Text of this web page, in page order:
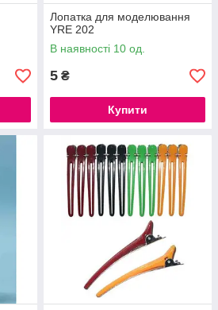
Лопатка для моделювання
YRE 202
В наявності 10 од.
5 ₴
Купити